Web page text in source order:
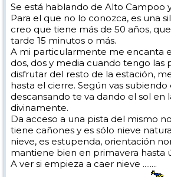
Se está hablando de Alto Campoo
Para el que no lo conozca, es una
creo que tiene más de 50 años,
tarde 15 minutos o más.
A mi particularmente me encanta
dos, dos y media cuando tengo las
disfrutar del resto de la estación,
hasta el cierre. Según vas
descansando te va dando el sol en
divinamente.
Da acceso a una pista del mismo
tiene cañones y es sólo nieve
nieve, es estupenda, orientación
mantiene bien en primavera hasta
A ver si empieza a caer nieve ........